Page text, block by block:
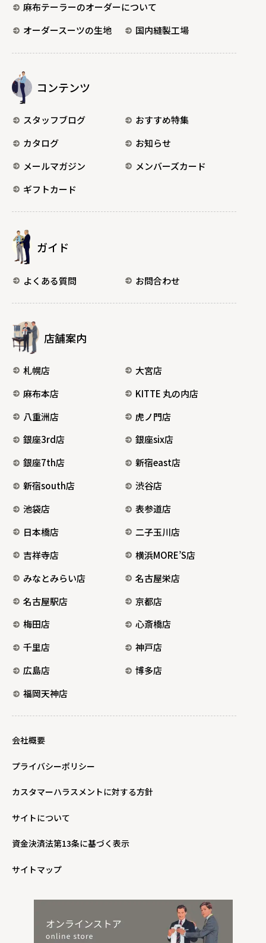
麻布テーラーのオーダーについて
オーダースーツの生地
国内縫製工場
コンテンツ
スタッフブログ
おすすめ特集
カタログ
お知らせ
メールマガジン
メンバーズカード
ギフトカード
ガイド
よくある質問 お問合わせ
店舗案内
札幌店
大宮店
麻布本店
KITTE 丸の内店
八重洲店
虎ノ門店
銀座3rd店
銀座six店
銀座7th店
新宿east店
新宿south店
渋谷店
池袋店
表参道店
日本橋店
二子玉川店
吉祥寺店
横浜MORE’S店
みなとみらい店
名古屋栄店
名古屋駅店
京都店
梅田店
心斎橋店
千里店
神戸店
広島店
博多店
福岡天神店
会社概要
プライバシーポリシー
カスタマーハラスメントに対する方針
サイトについて
資金決済法第13条に基づく表示
サイトマップ